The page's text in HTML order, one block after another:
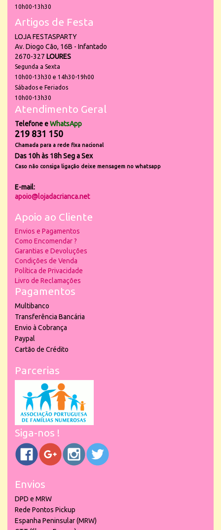
10h00-13h30
Artigos de Festa
LOJA FESTASPARTY
Av. Diogo Cão, 16B - Infantado
2670-327 LOURES
Segunda a Sexta
10h00-13h30 e 14h30-19h00
Sábados e Feriados
10h00-13h30
Atendimento Geral
Telefone eWhatsApp
219 831 150
Chamada para a rede fixa nacional
Das 10h às 18h Seg a Sex
Caso não consiga ligação deixe mensagem no whatsapp
E-mail:
apoio@lojadacrianca.net
Apoio ao Cliente
Envios e Pagamentos
Como Encomendar ?
Garantias e Devoluções
Condições de Venda
Política de Privacidade
Livro de Reclamações
Pagamentos
Multibanco
Transferência Bancária
Envio à Cobrança
Paypal
Cartão de Crédito
Parcerias
Siga-nos !
Envios
DPD e MRW
Rede Pontos Pickup
Espanha Peninsular (MRW)